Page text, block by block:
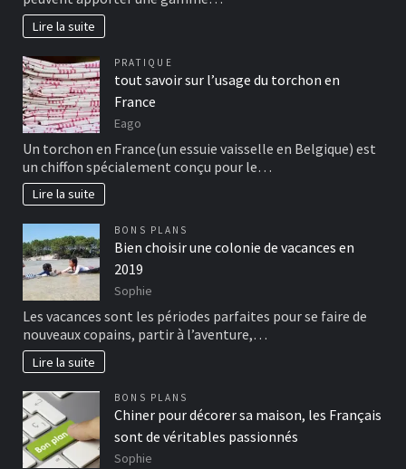
Lire la suite
PRATIQUE
tout savoir sur l’usage du torchon en
France
Eago
Un torchon en France(un essuie vaisselle en Belgique) est
un chiffon spécialement conçu pour le…
Lire la suite
BONS PLANS
Bien choisir une colonie de vacances en
2019
Sophie
Les vacances sont les périodes parfaites pour se faire de
nouveaux copains, partir à l’aventure,…
Lire la suite
BONS PLANS
Chiner pour décorer sa maison, les Français
sont de véritables passionnés
Sophie